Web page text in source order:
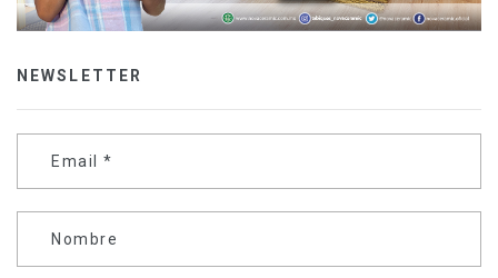
NEWSLETTER
Email *
Nombre